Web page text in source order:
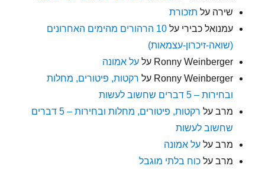
שירה על תזכורת
עמנואל כבירי על
10 הרהורים מהימים האחרונים
(שואה-זיכרון-עצמאות)
Ronny Weinberger עלעל אמונה
Ronny Weinberger על רקטות, פיטורים, מחלות
ובחירות – 5 דברים שחשוב לעשות
מרב על
רקטות, פיטורים, מחלות ובחירות – 5 דברים
שחשוב לעשות
מרב עלעל אמונה
מרב עלכוח בלתי מוגבל